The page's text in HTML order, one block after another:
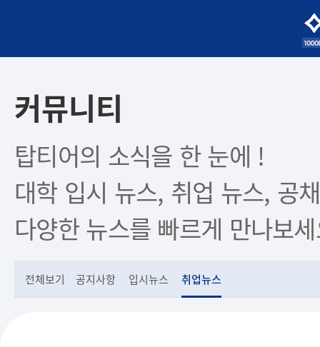
커뮤니티
탑티어의 소식을 한 눈에 !
대학 입시 뉴스, 취업 뉴스, 공
다양한 뉴스를 빠르게 만나보
전체보기 공지사항 입시뉴스 취업뉴스